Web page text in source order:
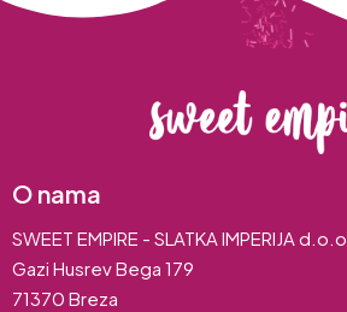
O nama
SWEET EMPIRE - SLATKA IMPERIJA d.o.o.
Gazi Husrev Bega 179
71370 Breza